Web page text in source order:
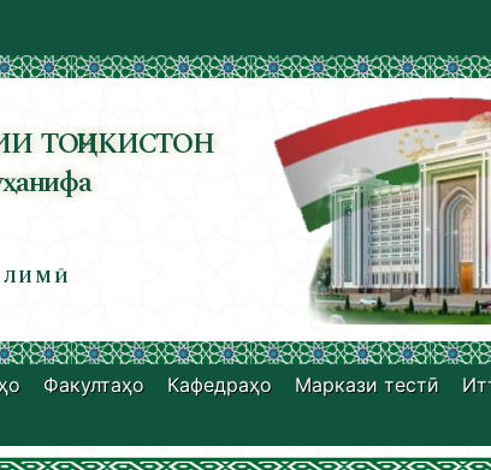
ТОҶИКИСТОН
Факултаҳо Кафедраҳо Маркази тестӣ